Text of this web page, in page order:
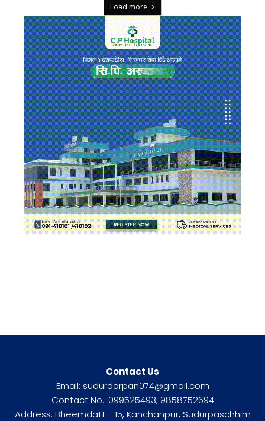
Load more
Contact Us
Email: sudurdarpan074@gmail.com
Contact No.: 099525493, 9858752694
Address: Bheemdatt - 15, Kanchanpur, Sudurpaschhim